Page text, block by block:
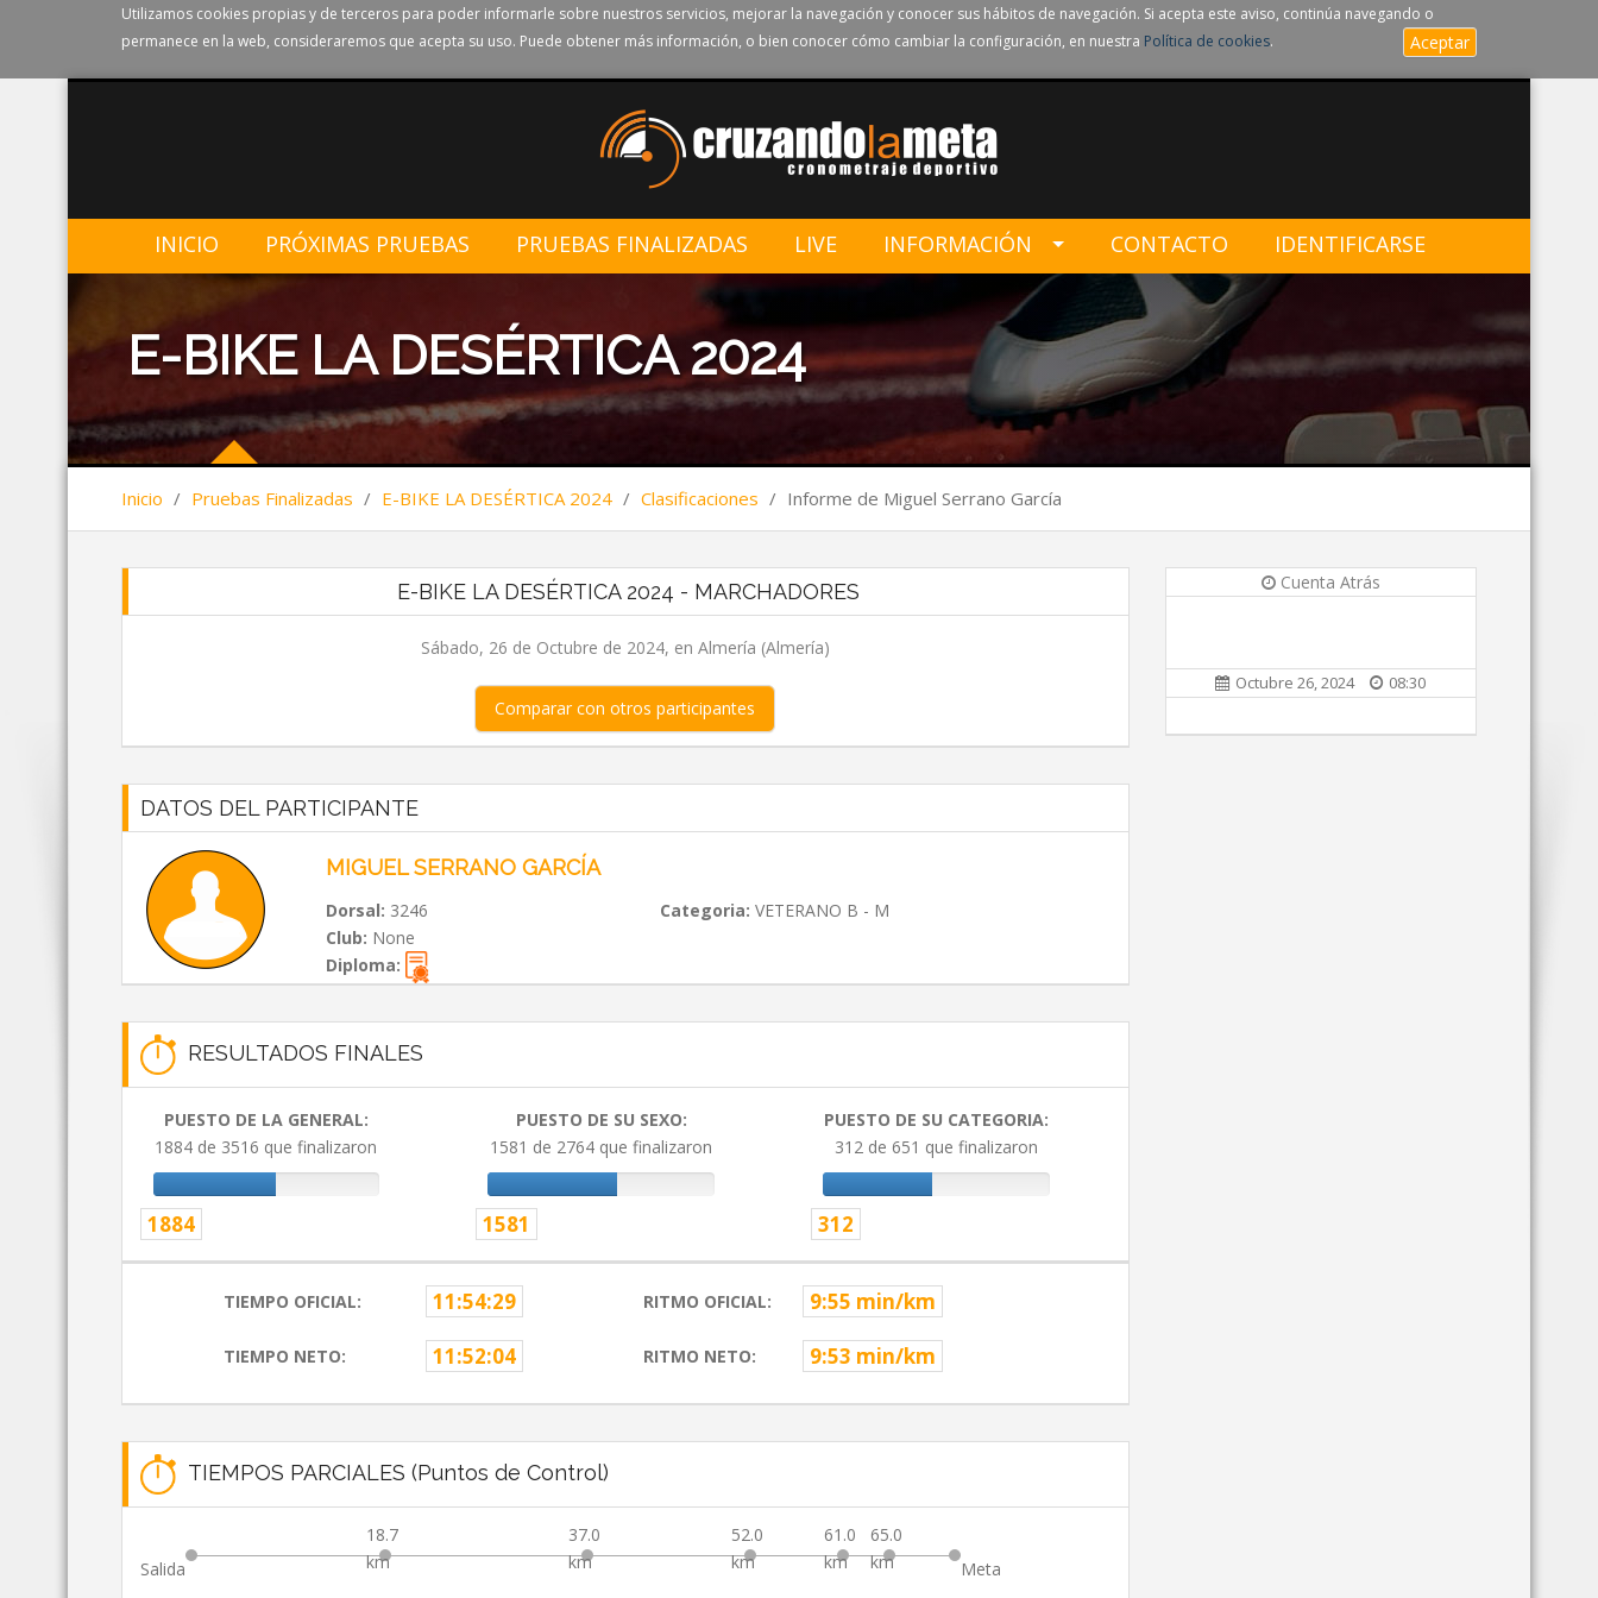
Utilizamos cookies propias y de terceros para poder informarle sobre nuestros servicios, mejorar la navegación y conocer sus hábitos de navegación. Si acepta este aviso, continúa navegando o
permanece en la web, consideraremos que acepta su uso. Puede obtener más información, o bien conocer cómo cambiar la configuración, en nuestra Política de cookies. Aceptar
INICIO PRÓXIMAS PRUEBAS PRUEBAS FINALIZADAS LIVE INFORMACIÓN CONTACTO IDENTIFICARSE
E-BIKE LA DESÉRTICA 2024
Inicio / Pruebas Finalizadas / E-BIKE LA DESÉRTICA 2024 / Clasificaciones / Informe de Miguel Serrano García
E-BIKE LA DESÉRTICA 2024 - MARCHADORES
Sábado, 26 de Octubre de 2024, en Almería (Almería)
Comparar con otros participantes
DATOS DEL PARTICIPANTE
MIGUEL SERRANO GARCÍA
Dorsal: 3246 Categoria: VETERANO B - M
Club: None
Diploma:
RESULTADOS FINALES
PUESTO DE LA GENERAL:
1884 de 3516 que finalizaron
1884
PUESTO DE SU SEXO:
1581 de 2764 que finalizaron
1581
PUESTO DE SU CATEGORIA:
312 de 651 que finalizaron
312
TIEMPO OFICIAL: 11:54:29 RITMO OFICIAL: 9:55 min/km
TIEMPO NETO: 11:52:04 RITMO NETO: 9:53 min/km
TIEMPOS PARCIALES (Puntos de Control)
Salida
18.7
km
37.0
km
52.0
km
61.0
km
65.0
km
Meta
Cuenta Atrás
Octubre 26, 2024 08:30